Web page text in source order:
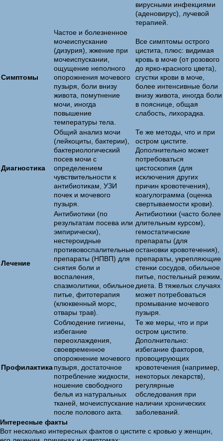
вирусными инфекциями
(аденовирус), лучевой
терапией.
Симптомы
Частое и болезненное
мочеиспускание
(дизурия), жжение при
мочеиспускании,
ощущение неполного
опорожнения мочевого
пузыря, боли внизу
живота, помутнение
мочи, иногда
повышение
температуры тела.
Все симптомы острого
цистита, плюс: видимая
кровь в моче (от розового
до ярко-красного цвета),
сгустки крови в моче,
более интенсивные боли
внизу живота, иногда боли
в пояснице, общая
слабость, лихорадка.
Диагностика
Общий анализ мочи
(лейкоциты, бактерии),
бактериологический
посев мочи с
определением
чувствительности к
антибиотикам, УЗИ
почек и мочевого
пузыря.
Те же методы, что и при
остром цистите.
Дополнительно может
потребоваться
цистоскопия (для
исключения других
причин кровотечения),
коагулограмма (оценка
свертываемости крови).
Лечение
Антибиотики (по
результатам посева или
эмпирически),
нестероидные
противовоспалительные
препараты (НПВП) для
снятия боли и
воспаления,
спазмолитики, обильное
питье, фитотерапия
(клюквенный морс,
отвары трав).
Антибиотики (часто более
длительным курсом),
гемостатические
препараты (для
остановки кровотечения),
препараты, укрепляющие
стенки сосудов, обильное
питье, постельный режим,
диета. В тяжелых случаях
может потребоваться
промывание мочевого
пузыря.
Профилактика
Соблюдение гигиены,
избегание
переохлаждения,
своевременное
опорожнение мочевого
пузыря, достаточное
потребление жидкости,
ношение свободного
белья из натуральных
тканей, мочеиспускание
после полового акта.
Те же меры, что и при
остром цистите.
Дополнительно:
избегание факторов,
провоцирующих
кровотечения (например,
некоторых лекарств),
регулярные
обследования при
наличии хронических
заболеваний.
Интересные факты
Вот несколько интересных фактов о цистите с кровью у женщин,